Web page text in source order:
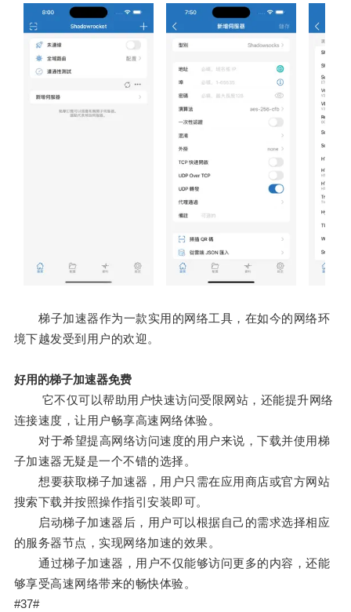
梯子加速器作为一款实用的网络工具，在如今的网络环
境下越发受到用户的欢迎。
好用的梯子加速器免费
它不仅可以帮助用户快速访问受限网站，还能提升网络
连接速度，让用户畅享高速网络体验。
对于希望提高网络访问速度的用户来说，下载并使用梯
子加速器无疑是一个不错的选择。
想要获取梯子加速器，用户只需在应用商店或官方网站
搜索下载并按照操作指引安装即可。
启动梯子加速器后，用户可以根据自己的需求选择相应
的服务器节点，实现网络加速的效果。
通过梯子加速器，用户不仅能够访问更多的内容，还能
够享受高速网络带来的畅快体验。
#37#